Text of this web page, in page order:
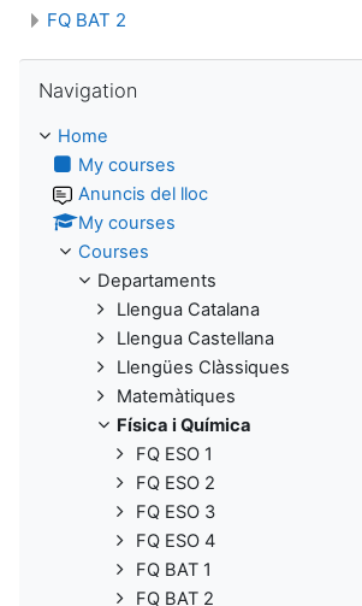
FQ BAT 2
Navigation
Home
My courses
Anuncis del lloc
My courses
Courses
Departaments
Llengua Catalana
Llengua Castellana
Llengües Clàssiques
Matemàtiques
Física i Química
FQ ESO 1
FQ ESO 2
FQ ESO 3
FQ ESO 4
FQ BAT 1
FQ BAT 2